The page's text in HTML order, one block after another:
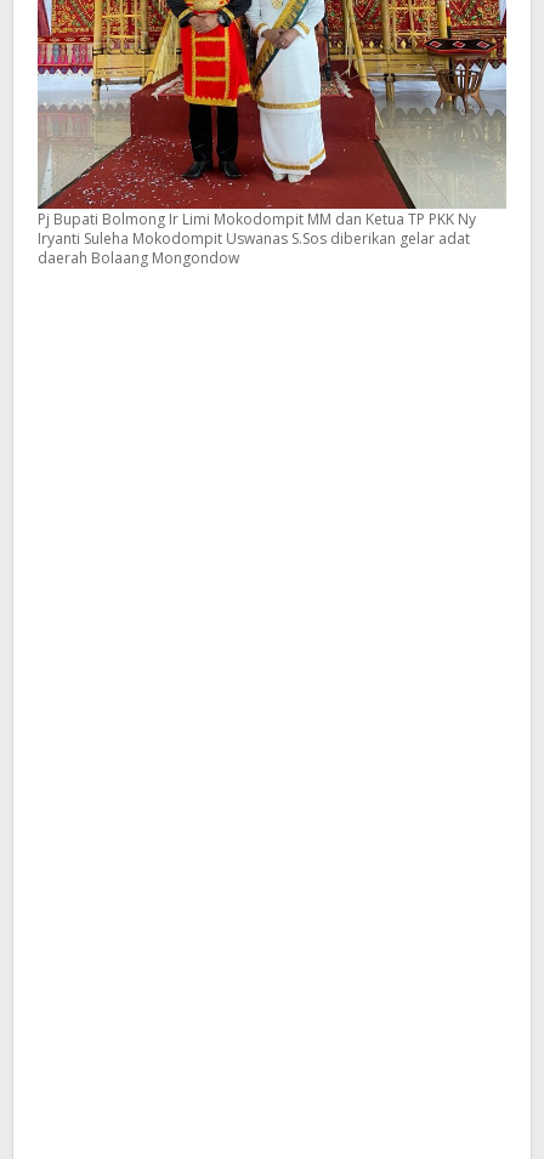
Pj Bupati Bolmong Ir Limi Mokodompit MM dan Ketua TP PKK Ny
Iryanti Suleha Mokodompit Uswanas S.Sos diberikan gelar adat
daerah Bolaang Mongondow